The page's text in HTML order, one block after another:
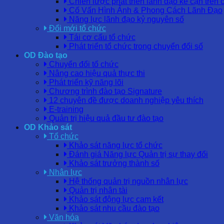
Cố Vấn Hình Ảnh & Phong Cách Lãnh Đạo
Năng lực lãnh đạo kỷ nguyên số
Đổi mới tổ chức
Tái cơ cấu tổ chức
Phát triển tổ chức trong chuyển đổi số
OD Đào tạo
Chuyển đổi tổ chức
Nâng cao hiệu quả thực thi
Phát triển kỹ năng lõi
Chương trình đào tạo Signature
12 chuyên đề được doanh nghiệp yêu thích
E-training
Quản trị hiệu quả đầu tư đào tạo
OD Khảo sát
Tổ chức
Khảo sát năng lực tổ chức
Đánh giá Năng lực Quản trị sự thay đổi
Khảo sát trưởng thành số
Nhân lực
Hệ thống quản trị nguồn nhân lực
Quản trị nhân tài
Khảo sát động lực cam kết
Khảo sát nhu cầu đào tạo
Văn hóa